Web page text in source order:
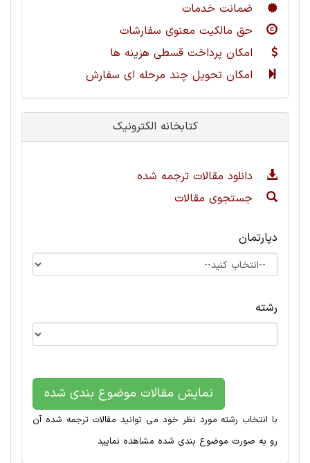
ضمانت خدمات
حق مالکیت معنوی سفارشات
امکان پرداخت قسطی هزینه ها
امکان تحویل چند مرحله ای سفارش
کتابخانه الکترونیک
دانلود مقالات ترجمه شده
جستجوی مقالات
دپارتمان
رشته
نمایش مقالات موضوع بندی شده
با انتخاب رشته مورد نظر خود می توانید مقالات ترجمه شده آن
رو به صورت موضوع بندی شده مشاهده نمایید